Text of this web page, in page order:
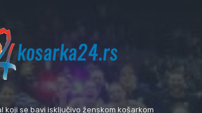
koji se bavi isključivo ženskom košarkom